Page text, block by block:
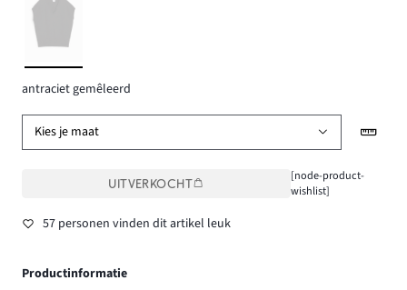
antraciet gemêleerd
Kies je maat
UITVERKOCHT
[node-product-
wishlist]
57 personen vinden dit artikel leuk
Productinformatie